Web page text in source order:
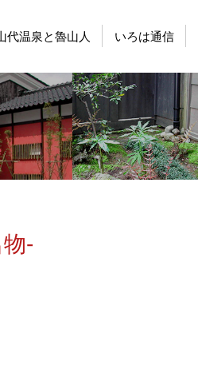
代温泉と魯山人 いろは通信
-